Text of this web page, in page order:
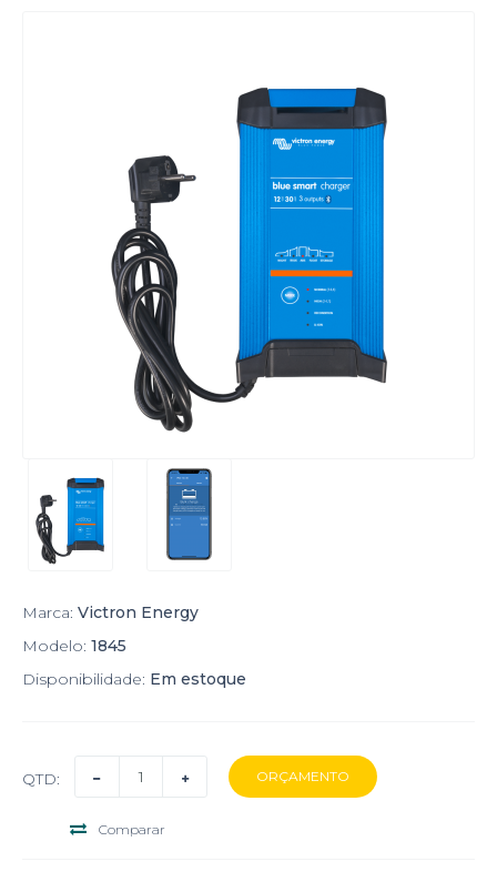
Marca: Victron Energy
Modelo: 1845
Disponibilidade: Em estoque
QTD:
Comparar